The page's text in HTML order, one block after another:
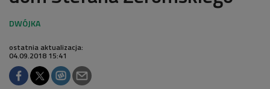
ostatnia aktualizacja:
04.09.2018 15:41